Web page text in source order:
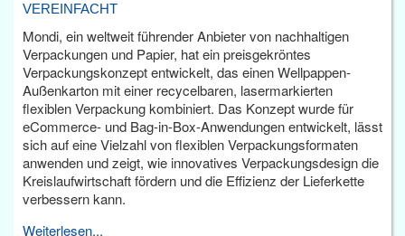
VEREINFACHT
Mondi, ein weltweit führender Anbieter von nachhaltigen
Verpackungen und Papier, hat ein preisgekröntes
Verpackungskonzept entwickelt, das einen Wellpappen-
Außenkarton mit einer recycelbaren, lasermarkierten
flexiblen Verpackung kombiniert. Das Konzept wurde für
eCommerce- und Bag-in-Box-Anwendungen entwickelt, lässt
sich auf eine Vielzahl von flexiblen Verpackungsformaten
anwenden und zeigt, wie innovatives Verpackungsdesign die
Kreislaufwirtschaft fördern und die Effizienz der Lieferkette
verbessern kann.
Weiterlesen...